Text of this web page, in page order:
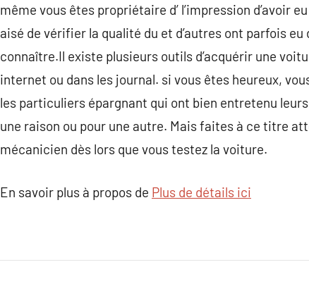
même vous êtes propriétaire d’ l’impression d’avoir
aisé de vérifier la qualité du et d’autres ont parfois
connaître.Il existe plusieurs outils d’acquérir une
internet ou dans les journal. si vous êtes heureux,
les particuliers épargnant qui ont bien entretenu
une raison ou pour une autre. Mais faites à ce titre
mécanicien dès lors que vous testez la voiture.
En savoir plus à propos de Plus de détails ici